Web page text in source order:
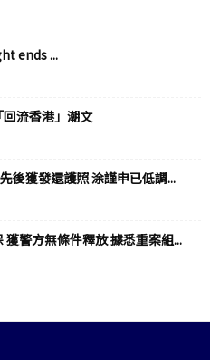
ends ...
回流香港」潮文
後獲發還護照 涂謹申已低調...
獲警方無條件釋放 據悉重案組...